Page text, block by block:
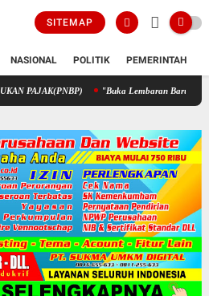
SITEMAP
NASIONAL POLITIK PEMERINTAH
STIK MELALUI PENERIMAAN